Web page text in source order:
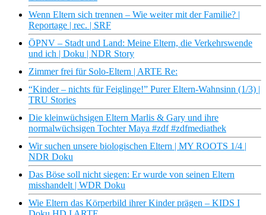
Wenn Eltern sich trennen – Wie weiter mit der Familie? |
Reportage | rec. | SRF
ÖPNV – Stadt und Land: Meine Eltern, die Verkehrswende
und ich | Doku | NDR Story
Zimmer frei für Solo-Eltern | ARTE Re:
“Kinder – nichts für Feiglinge!” Purer Eltern-Wahnsinn (1/3) |
TRU Stories
Die kleinwüchsigen Eltern Marlis & Gary und ihre
normalwüchsigen Tochter Maya #zdf #zdfmediathek
Wir suchen unsere biologischen Eltern | MY ROOTS 1/4 |
NDR Doku
Das Böse soll nicht siegen: Er wurde von seinen Eltern
misshandelt | WDR Doku
Wie Eltern das Körperbild ihrer Kinder prägen – KIDS I